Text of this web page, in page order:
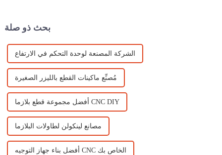
بحث ذو صلة
الشركة المصنعة لوحدة التحكم في الارتفاع
مُصنِّع ماكينات القطع بالليزر الصغيرة
أفضل مجموعة قطع بلازما CNC DIY
مصانع لينكولن لطاولات البلازما
أفضل بناء جهاز التوجيه CNC الخاص بك